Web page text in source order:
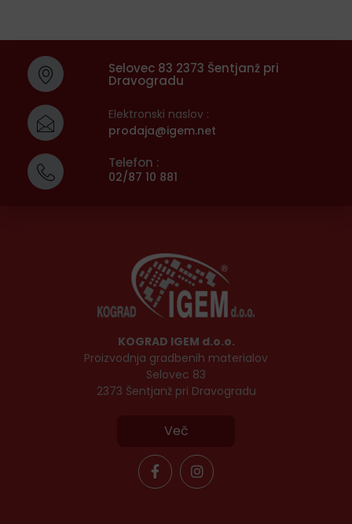
Selovec 83 2373 Šentjanž pri
Dravogradu
Elektronski naslov :
prodaja@igem.net
Telefon :
02/87 10 881
KOGRAD IGEM d.o.o.
Proizvodnja gradbenih materialov
Selovec 83
2373 Šentjanž pri Dravogradu
Več